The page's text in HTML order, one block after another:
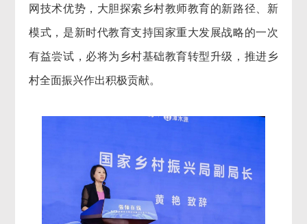
网技术优势，大胆探索乡村教师教育的新路径、新
模式，是新时代教育支持国家重大发展战略的一次
有益尝试，必将为乡村基础教育转型升级，推进乡
村全面振兴作出积极贡献。